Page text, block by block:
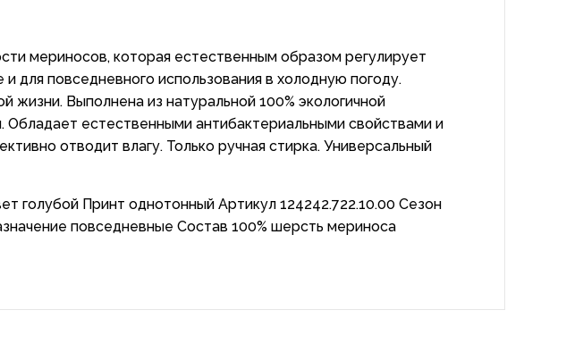
мериносов, которая естественным образом регулирует
для повседневного использования в холодную погоду.
жизни. Выполнена из натуральной 100% экологичной
естественными антибактериальными свойствами и
отводит влагу. Только ручная стирка. Универсальный
голубой Принт однотонный Артикул 124242.722.10.00 Сезон
повседневные Состав 100% шерсть мериноса